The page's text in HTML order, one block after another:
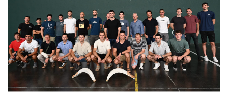
Babes zabala jaso du Ansak